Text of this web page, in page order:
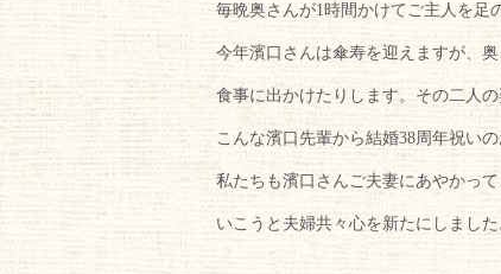
毎晩奥さんが1時間かけてご主人を足
今年濱口さんは傘寿を迎えますが、
食事に出かけたりします。その二人
こんな濱口先輩から結婚38周年祝い
私たちも濱口さんご夫妻にあやかっ
いこうと夫婦共々心を新たにしました